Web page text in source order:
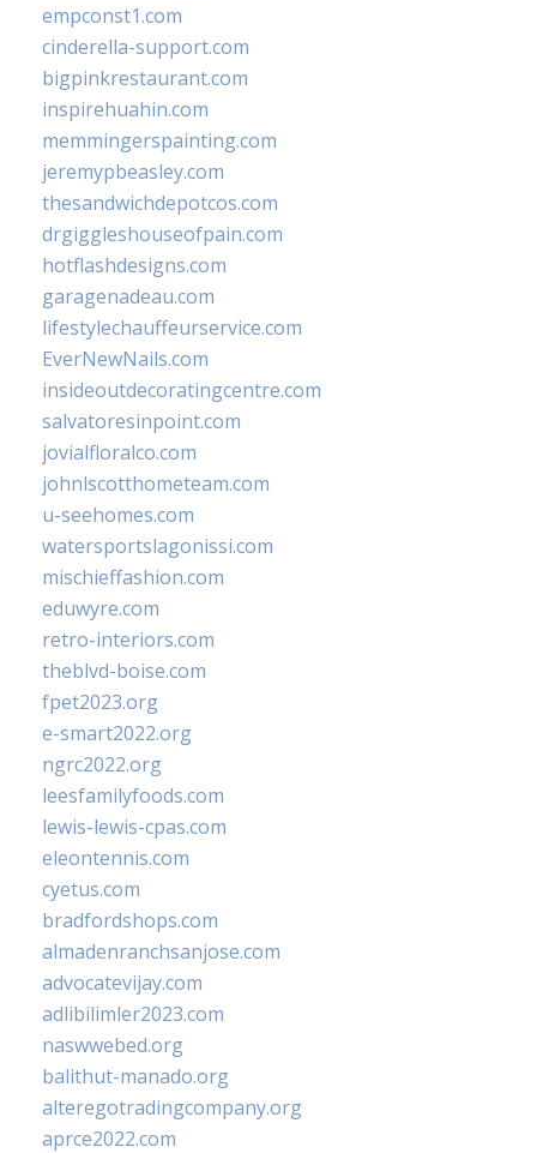
empconst1.com
cinderella-support.com
bigpinkrestaurant.com
inspirehuahin.com
memmingerspainting.com
jeremypbeasley.com
thesandwichdepotcos.com
drgiggleshouseofpain.com
hotflashdesigns.com
garagenadeau.com
lifestylechauffeurservice.com
EverNewNails.com
insideoutdecoratingcentre.com
salvatoresinpoint.com
jovialfloralco.com
johnlscotthometeam.com
u-seehomes.com
watersportslagonissi.com
mischieffashion.com
eduwyre.com
retro-interiors.com
theblvd-boise.com
fpet2023.org
e-smart2022.org
ngrc2022.org
leesfamilyfoods.com
lewis-lewis-cpas.com
eleontennis.com
cyetus.com
bradfordshops.com
almadenranchsanjose.com
advocatevijay.com
adlibilimler2023.com
naswwebed.org
balithut-manado.org
alteregotradingcompany.org
aprce2022.com